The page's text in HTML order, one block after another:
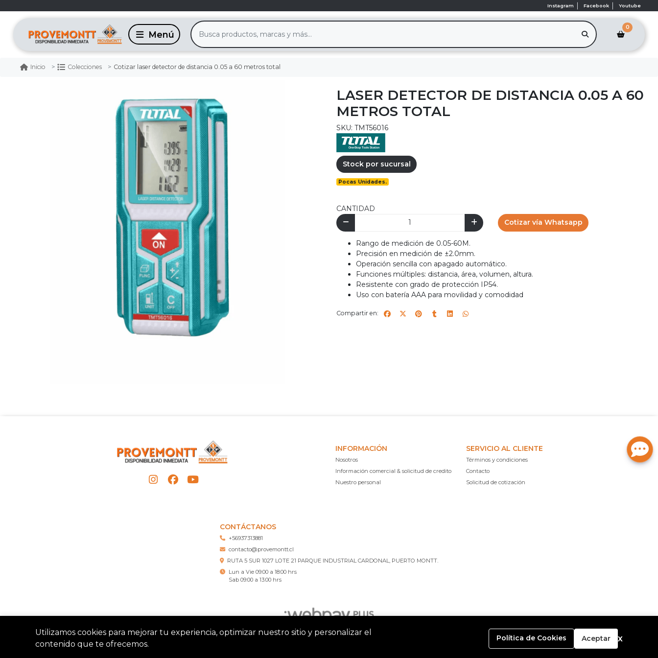
Instagram Facebook Youtube
0
Inicio Colecciones Cotizar laser detector de distancia 0.05 a 60 metros total
LASER DETECTOR DE DISTANCIA 0.05 A 60
METROS TOTAL
SKU: TMT56016
Stock por sucursal
Pocas Unidades.
CANTIDAD
Cotizar vía Whatsapp
Rango de medición de 0.05-60M.
Precisión en medición de ±2.0mm.
Operación sencilla con apagado automático.
Funciones múltiples: distancia, área, volumen, altura.
Resistente con grado de protección IP54.
Uso con batería AAA para movilidad y comodidad
Compartir en:
INFORMACIÓN
Nosotros
Información comercial & solicitud de credito
Nuestro personal
SERVICIO AL CLIENTE
Términos y condiciones
Contacto
Solicitud de cotización
CONTÁCTANOS
+56937313881
contacto@provemontt.cl
RUTA 5 SUR 1027 LOTE 21 PARQUE INDUSTRIAL CARDONAL, PUERTO MONTT.
Lun a Vie 09:00 a 18:00 hrs
Sab 09:00 a 13:00 hrs
Utilizamos cookies para mejorar tu experiencia, optimizar nuestro sitio y personalizar el
contenido que te ofrecemos.
Política de Cookies Aceptar x